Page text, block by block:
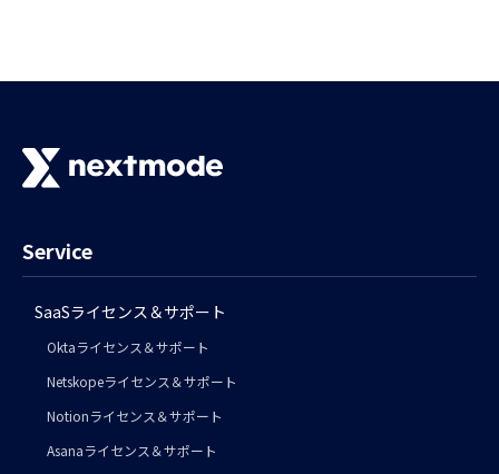
Service
SaaSライセンス＆サポート
Oktaライセンス＆サポート
Netskopeライセンス＆サポート
Notionライセンス＆サポート
Asanaライセンス＆サポート